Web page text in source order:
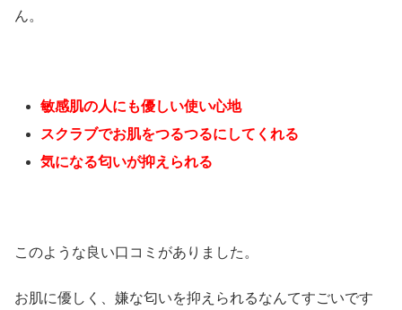
ん。
敏感肌の人にも優しい使い心地
スクラブでお肌をつるつるにしてくれる
気になる匂いが抑えられる
このような良い口コミがありました。
お肌に優しく、嫌な匂いを抑えられるなんてすごいです